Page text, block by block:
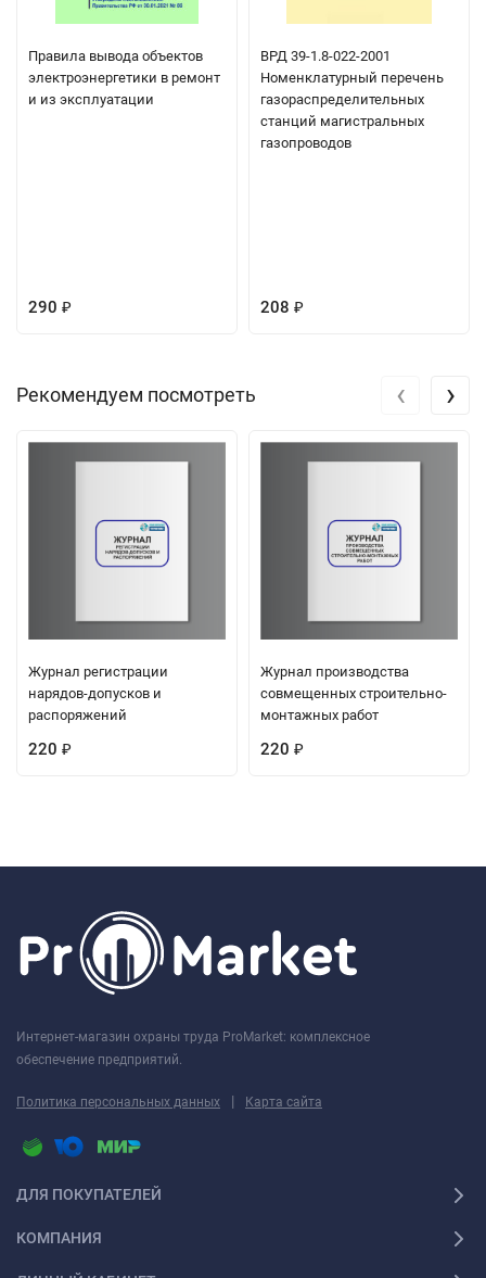
Правила вывода объектов
электроэнергетики в ремонт
и из эксплуатации
290 ₽
ВРД 39-1.8-022-2001
Номенклатурный перечень
газораспределительных
станций магистральных
газопроводов
208 ₽
Рекомендуем посмотреть
Журнал регистрации
нарядов-допусков и
распоряжений
220 ₽
Журнал производства
совмещенных строительно-
монтажных работ
220 ₽
‹ ›
Интернет-магазин охраны труда ProMarket: комплексное
обеспечение предприятий.
Политика персональных данных | Карта сайта
ДЛЯ ПОКУПАТЕЛЕЙ
КОМПАНИЯ